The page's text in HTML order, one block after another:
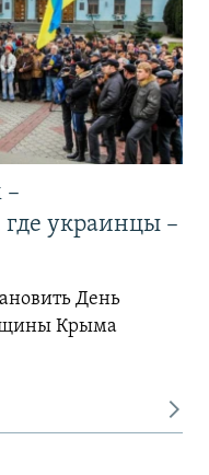
украинцы –
День
Крыма